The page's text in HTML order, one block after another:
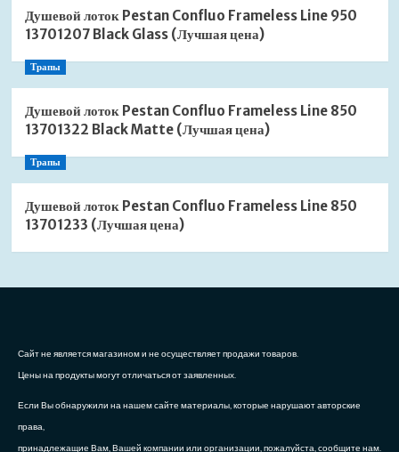
Душевой лоток Pestan Confluo Frameless Line 950
13701207 Black Glass (Лучшая цена)
Трапы
Душевой лоток Pestan Confluo Frameless Line 850
13701322 Black Matte (Лучшая цена)
Трапы
Душевой лоток Pestan Confluo Frameless Line 850
13701233 (Лучшая цена)
Сайт не является магазином и не осуществляет продажи товаров.
Цены на продукты могут отличаться от заявленных.
Если Вы обнаружили на нашем сайте материалы, которые нарушают авторские
права,
принадлежащие Вам, Вашей компании или организации, пожалуйста, сообщите нам.